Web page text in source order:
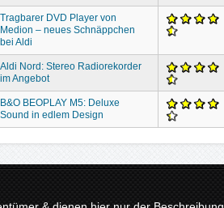
Tragbarer DVD Player von
Medion – neues Schnäppchen
bei Aldi
Aldi Nord: Stereo Radiorekorder
im Angebot
B&O BEOPLAY M5: Deluxe
Sound in edlem Design